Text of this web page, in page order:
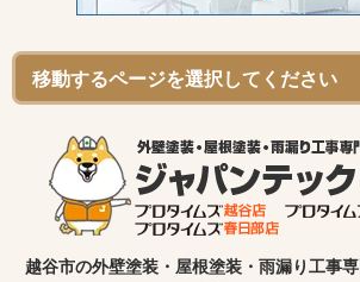
越谷市の外壁塗装・屋根塗装・雨漏り工事